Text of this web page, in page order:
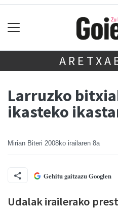
Larruzko
ikasteko
Mirian Biteri 2008ko irailaren 8a
Gehitu gaitzazu Googlen
Udalak irailerako